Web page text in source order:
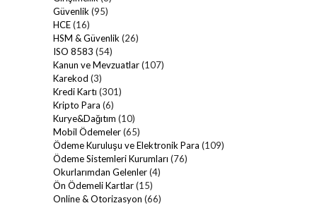
Güvenlik(95)
HCE(16)
HSM & Güvenlik(26)
ISO 8583 (54)
Kanun ve Mevzuatlar(107)
Karekod (3)
Kredi Kartı (301)
Kripto Para (6)
Kurye&Dağıtım (10)
Mobil Ödemeler(65)
Ödeme Kuruluşu ve Elektronik Para (109)
Ödeme Sistemleri Kurumları (76)
Okurlarımdan Gelenler(4)
Ön Ödemeli Kartlar(15)
Online & Otorizasyon (66)